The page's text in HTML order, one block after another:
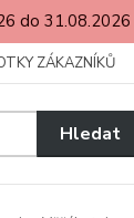
do
ZÁKAZNÍKŮ
Hledat